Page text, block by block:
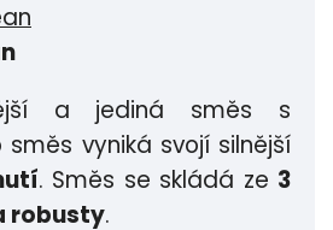
a jediná směs s
vyniká svojí silnější
. Směs se skládá ze 3
robusty.